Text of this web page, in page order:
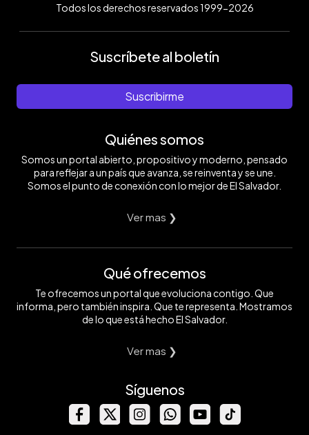
Todos los derechos reservados 1999-2026
Suscríbete al boletín
Suscribirme
Quiénes somos
Somos un portal abierto, propositivo y moderno, pensado
para reflejar a un país que avanza, se reinventa y se une.
Somos el punto de conexión con lo mejor de El Salvador.
Ver mas ❯
Qué ofrecemos
Te ofrecemos un portal que evoluciona contigo. Que
informa, pero también inspira. Que te representa. Mostramos
de lo que está hecho El Salvador.
Ver mas ❯
Síguenos